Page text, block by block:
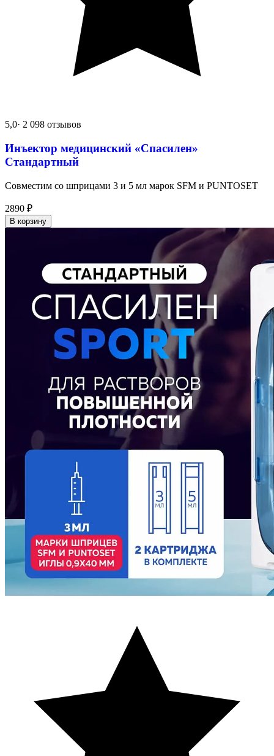
5,0· 2 098 отзывов
Инъектор медицинский «Спасилен»
Стандартный
Совместим со шприцами 3 и 5 мл марок SFM и PUNTOSET
2890 ₽
В корзину